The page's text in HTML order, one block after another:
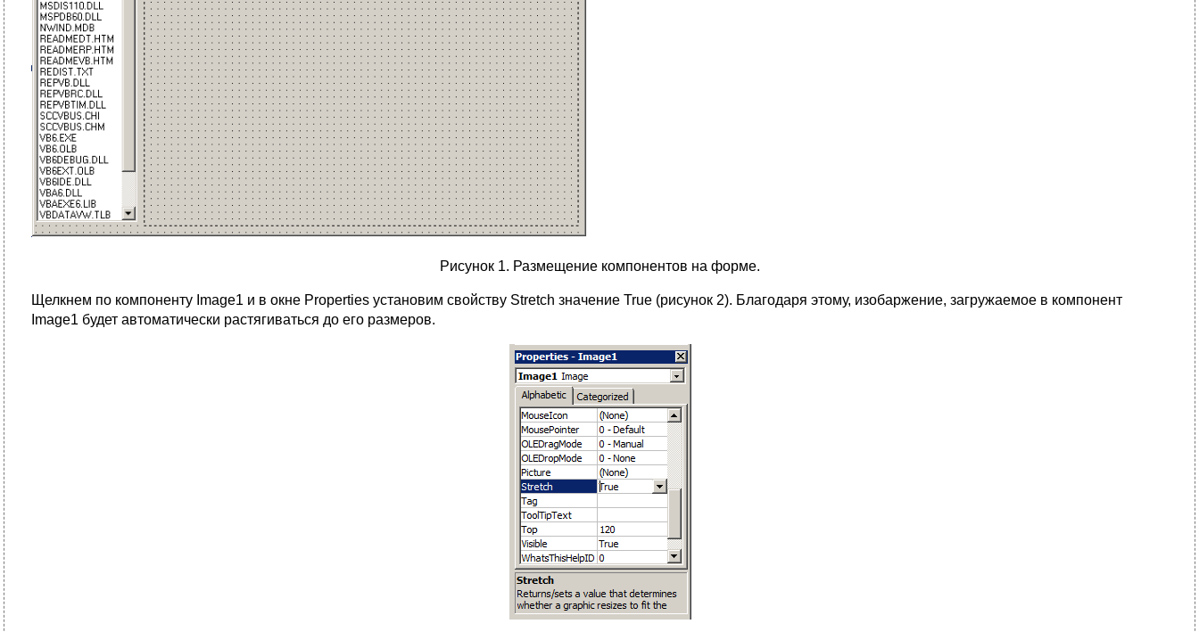
Рисунок 1. Размещение компонентов на форме.
Щелкнем по компоненту Image1 и в окне Properties установим свойству Stretch значение True (рисунок 2). Благодаря этому, изобаржение, загружаемое в компонент
Image1 будет автоматически растягиваться до его размеров.